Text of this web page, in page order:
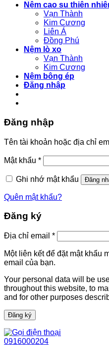
Nệm cao su thiên
Vạn Thành
Kim Cương
Liên Á
Đồng Phú
Nệm lò xo
Vạn Thành
Kim Cương
Nệm bông ép
Đăng nhập
Đăng nhập
Tên tài khoản hoặc địa chỉ
Mật khẩu *Bắt
buộc
Ghi nhớ mật khẩu
Đăng
Quên mật khẩu?
Đăng ký
Địa chỉ email *Bắt
buộc
Một liên kết để đặt mật khẩu
email của bạn.
Your personal data will be
throughout this website, to
and for other purposes
Đăng ký
0916000204